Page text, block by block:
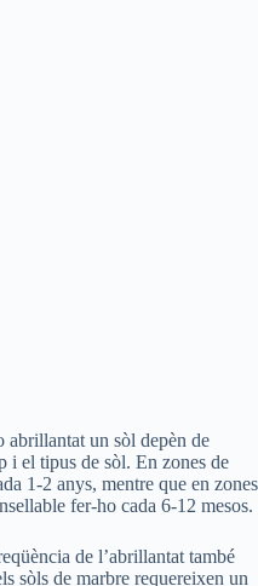
abrillantat un sòl depèn de
i el tipus de sòl. En zones de
1-2 anys, mentre que en zones
fer-ho cada 6-12 mesos.
de l’abrillantat també
sòls de marbre requereixen un